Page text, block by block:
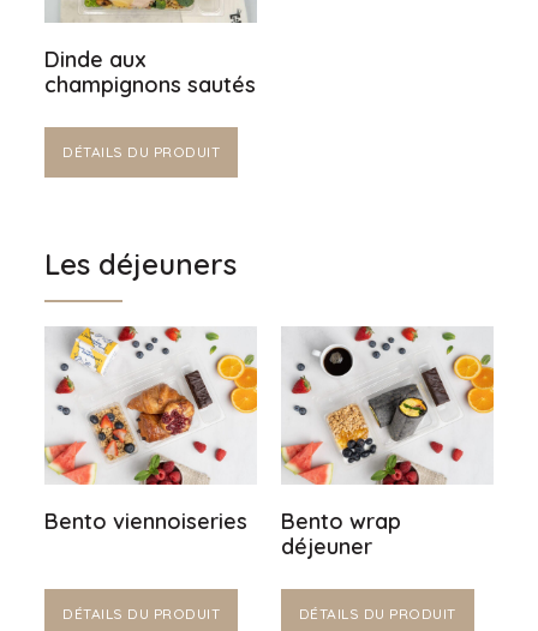
Dinde aux
champignons sautés
DÉTAILS DU PRODUIT
Les déjeuners
Bento viennoiseries
DÉTAILS DU PRODUIT
Bento wrap
déjeuner
DÉTAILS DU PRODUIT